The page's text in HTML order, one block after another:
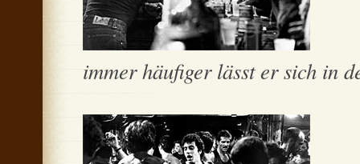
immer häufiger lässt er sich in